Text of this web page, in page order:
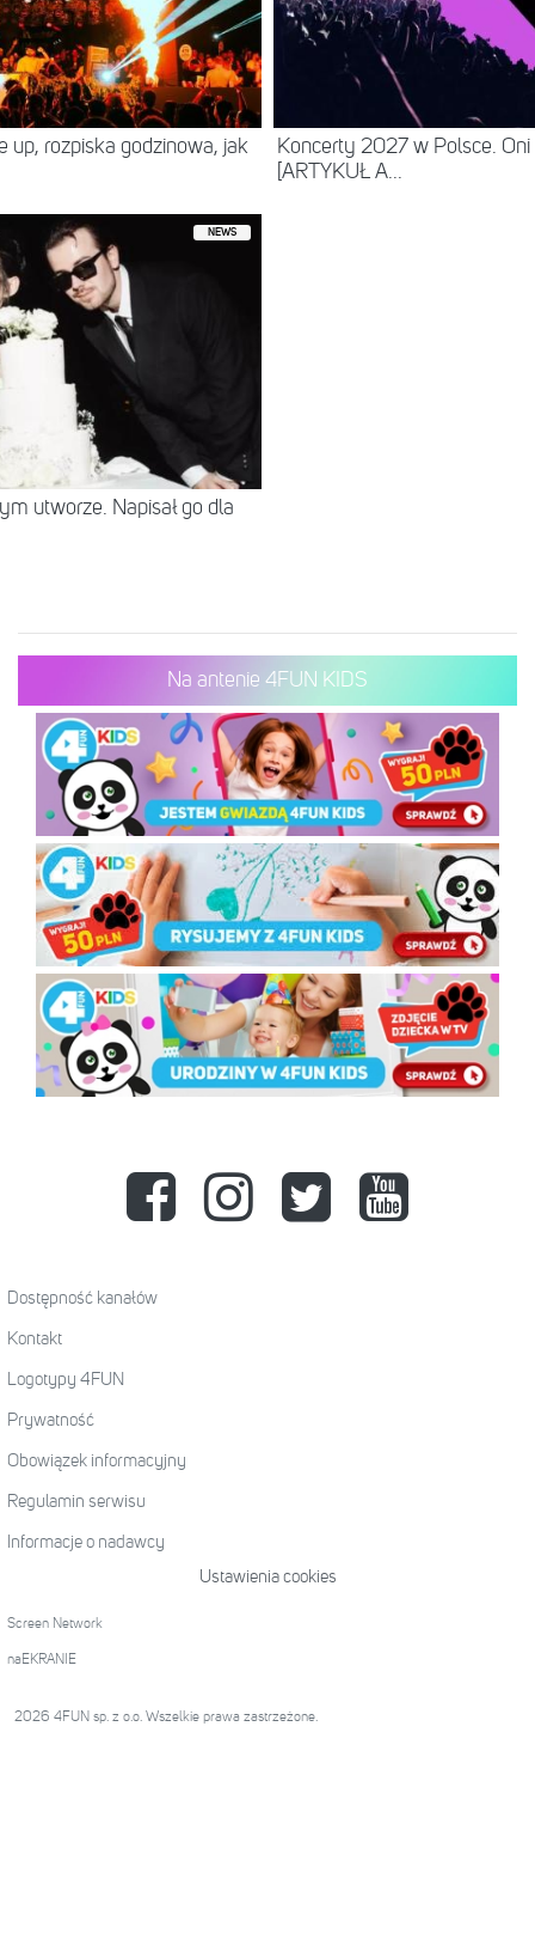
up, rozpiska godzinowa, jak
Koncerty 2027 w Polsce.
[ARTYKUŁ A...
NEWS
utworze. Napisał go dla
Na antenie 4FUN KIDS
Dostępność kanałów
Kontakt
Logotypy 4FUN
Prywatność
Obowiązek informacyjny
Regulamin serwisu
Informacje o nadawcy
Ustawienia cookies
Screen Network
naEKRANIE
2026 4FUN sp. z o.o. Wszelkie prawa zastrzeżone.